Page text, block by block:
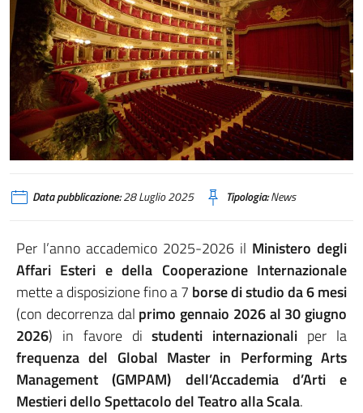
Data pubblicazione:28 Luglio 2025 Tipologia:News
Per l’anno accademico 2025-2026 il Ministero degli
Affari Esteri e della Cooperazione Internazionale
mette a disposizione fino a 7 borse di studio da 6 mesi
(con decorrenza dal primo gennaio 2026 al 30 giugno
2026) in favore distudenti internazionali per la
frequenza del Global Master in Performing Arts
Management (GMPAM) dell’Accademia d’Arti e
Mestieri dello Spettacolo del Teatro alla Scala.